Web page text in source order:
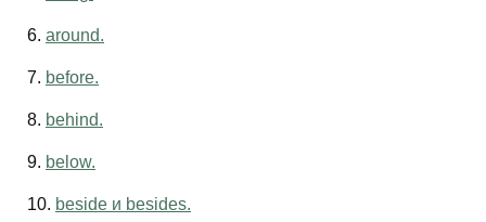
6. around.
7. before.
8. behind.
9. below.
10. beside и besides.